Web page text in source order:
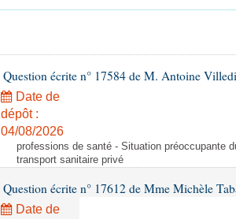
Question écrite n° 17584 de M. Antoine
Date de
dépôt :
04/08/2026
professions de santé - Situation préoccupante
transport sanitaire privé
Question écrite n° 17612 de Mme Michèle
Date de